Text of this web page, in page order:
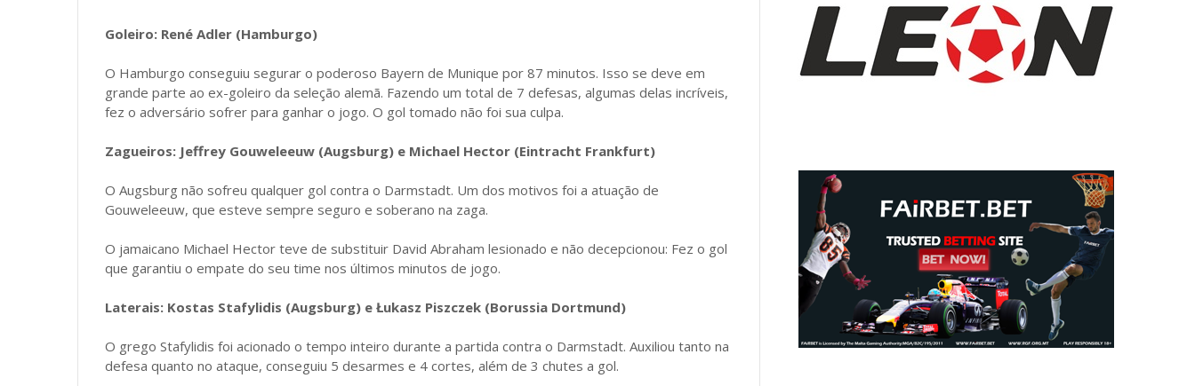
Goleiro: René Adler (Hamburgo)
O Hamburgo conseguiu segurar o poderoso Bayern de Munique por 87 minutos. Isso se deve em
grande parte ao ex-goleiro da seleção alemã. Fazendo um total de 7 defesas, algumas delas incríveis,
fez o adversário sofrer para ganhar o jogo. O gol tomado não foi sua culpa.
Zagueiros: Jeffrey Gouweleeuw (Augsburg) e Michael Hector (Eintracht Frankfurt)
O Augsburg não sofreu qualquer gol contra o Darmstadt. Um dos motivos foi a atuação de
Gouweleeuw, que esteve sempre seguro e soberano na zaga.
O jamaicano Michael Hector teve de substituir David Abraham lesionado e não decepcionou: Fez o gol
que garantiu o empate do seu time nos últimos minutos de jogo.
Laterais: Kostas Stafylidis (Augsburg) e Łukasz Piszczek (Borussia Dortmund)
O grego Stafylidis foi acionado o tempo inteiro durante a partida contra o Darmstadt. Auxiliou tanto na
defesa quanto no ataque, conseguiu 5 desarmes e 4 cortes, além de 3 chutes a gol.